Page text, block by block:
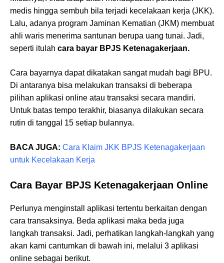
medis hingga sembuh bila terjadi kecelakaan kerja (JKK).
Lalu, adanya program Jaminan Kematian (JKM) membuat
ahli waris menerima santunan berupa uang tunai. Jadi,
seperti itulah cara bayar BPJS Ketenagakerjaan.
Cara bayarnya dapat dikatakan sangat mudah bagi BPU.
Di antaranya bisa melakukan transaksi di beberapa
pilihan aplikasi online atau transaksi secara mandiri.
Untuk batas tempo terakhir, biasanya dilakukan secara
rutin di tanggal 15 setiap bulannya.
BACA JUGA: Cara Klaim JKK BPJS Ketenagakerjaan
untuk Kecelakaan Kerja
Cara Bayar BPJS Ketenagakerjaan Online
Perlunya menginstall aplikasi tertentu berkaitan dengan
cara transaksinya. Beda aplikasi maka beda juga
langkah transaksi. Jadi, perhatikan langkah-langkah yang
akan kami cantumkan di bawah ini, melalui 3 aplikasi
online sebagai berikut.